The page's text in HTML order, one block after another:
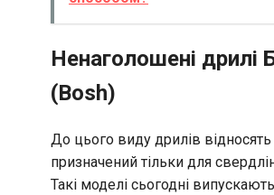
Ненаголошені дрилі
(Bosh)
До цього виду дрилів відносять
призначений тільки для
Такі моделі сьогодні